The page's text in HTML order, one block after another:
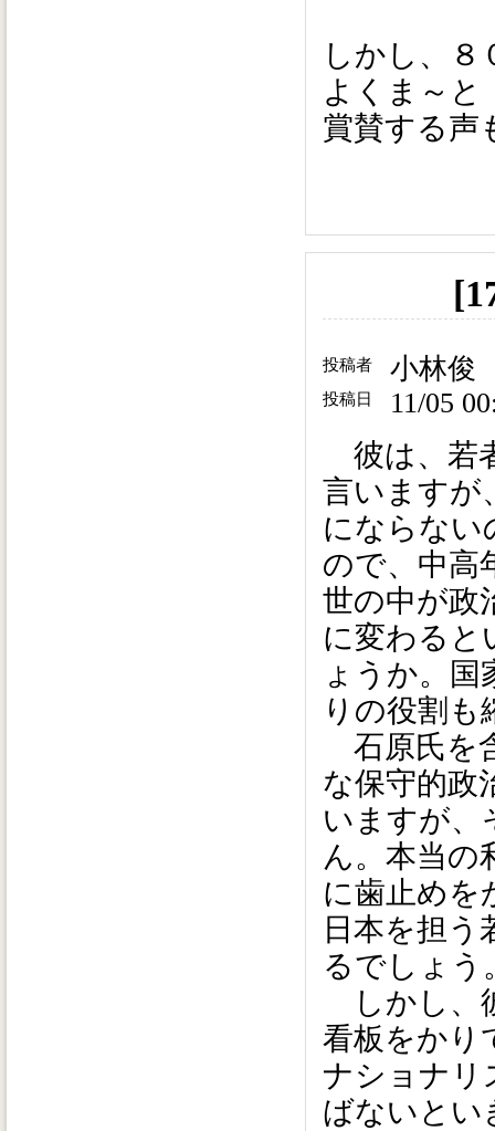
しかし、８
よくま～と
賞賛する声
投稿者 小林俊
投稿日 11/05
彼は、若
言いますが
にならない
ので、中高
世の中が政
に変わると
ょうか。国
りの役割も
石原氏を
な保守的政
いますが、
ん。本当の
に歯止めを
日本を担う
るでしょう
しかし、
看板をかり
ナショナリ
ばないとい